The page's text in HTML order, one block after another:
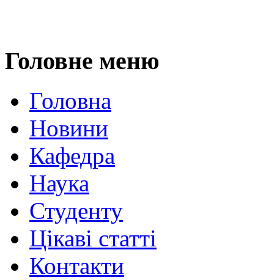
Головне меню
Головна
Новини
Кафедра
Наука
Студенту
Цікаві статті
Контакти